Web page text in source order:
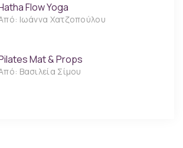
Flow Yoga
Ιωάννα Χατζοπούλου
Mat & Props
Βασιλεία Σίμου